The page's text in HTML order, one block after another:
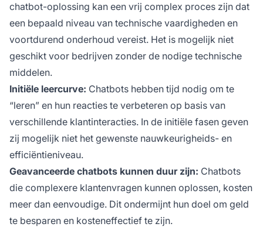
chatbot-oplossing kan een vrij complex proces zijn dat
een bepaald niveau van technische vaardigheden en
voortdurend onderhoud vereist. Het is mogelijk niet
geschikt voor bedrijven zonder de nodige technische
middelen.
Initiële leercurve: Chatbots hebben tijd nodig om te
“leren” en hun reacties te verbeteren op basis van
verschillende klantinteracties. In de initiële fasen geven
zij mogelijk niet het gewenste nauwkeurigheids- en
efficiëntieniveau.
Geavanceerde chatbots kunnen duur zijn: Chatbots
die complexere klantenvragen kunnen oplossen, kosten
meer dan eenvoudige. Dit ondermijnt hun doel om geld
te besparen en kosteneffectief te zijn.